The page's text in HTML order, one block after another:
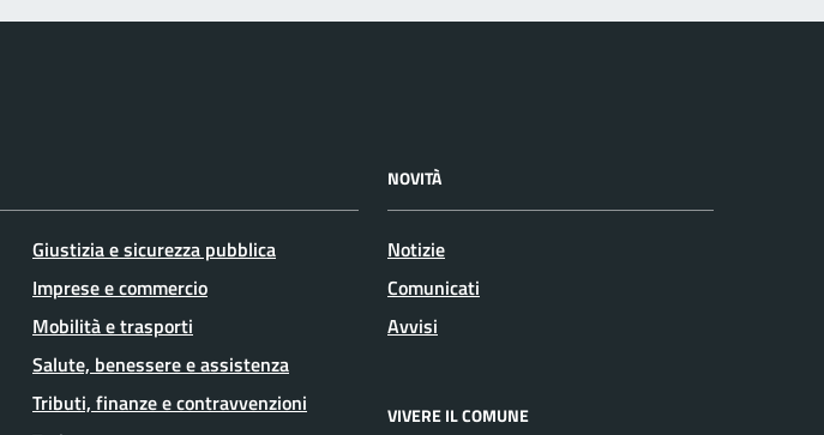
Giustizia e sicurezza pubblica
Imprese e commercio
Mobilità e trasporti
Salute, benessere e assistenza
Tributi, finanze e contravvenzioni
NOVITÀ
Notizie
Comunicati
Avvisi
VIVERE IL COMUNE